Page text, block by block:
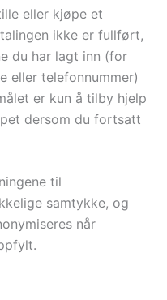
eller kjøpe et
ikke er fullført,
du har lagt inn (for
eller telefonnummer)
er kun å tilby hjelp
dersom du fortsatt
til
samtykke, og
når